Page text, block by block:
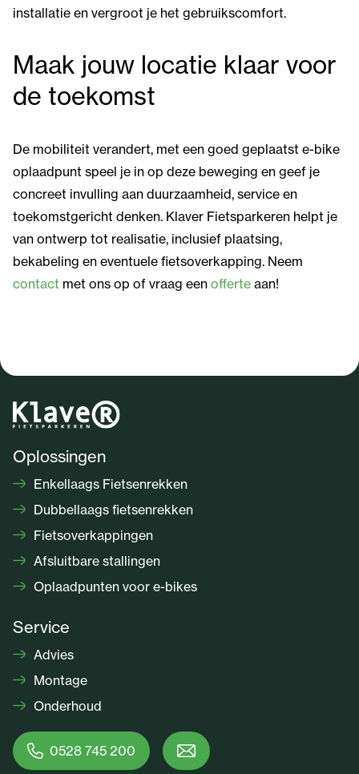
installatie en vergroot je het gebruikscomfort.
Maak jouw locatie klaar voor
de toekomst
De mobiliteit verandert, met een goed geplaatst e-bike
oplaadpunt speel je in op deze beweging en geef je
concreet invulling aan duurzaamheid, service en
toekomstgericht denken. Klaver Fietsparkeren helpt je
van ontwerp tot realisatie, inclusief plaatsing,
bekabeling en eventuele fietsoverkapping. Neem
contact met ons op of vraag een offerte aan!
Oplossingen
Enkellaags Fietsenrekken
Dubbellaags fietsenrekken
Fietsoverkappingen
Afsluitbare stallingen
Oplaadpunten voor e-bikes
Service
Advies
Montage
Onderhoud
0528 745 200